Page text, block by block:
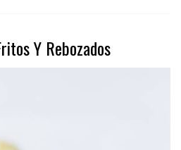
Y Rebozados